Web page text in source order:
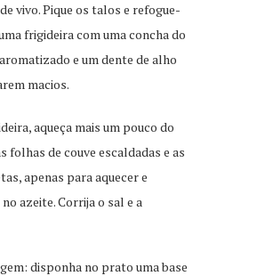
vivo. Pique os talos e refogue-
frigideira com uma concha do
e um dente de alho
macios.
aqueça mais um pouco do
folhas de couve escaldadas e as
apenas para aquecer e
azeite. Corrija o sal e a
disponha no prato uma base